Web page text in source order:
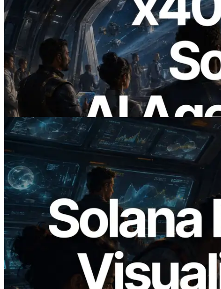
2026.07.04
ERPC เปิดตัว Solana RPC ที่รองรับ x402
— ยุคที่ AI Agent จ่ายเงินให้ API ที่ต้องใช้
แบบ On Demand
อ่านบทความนี้
2026.05.24
Validators Solutions เปิดตัว Solana Block
Analyzer — แสดงเวลาการผลิตบล็อก